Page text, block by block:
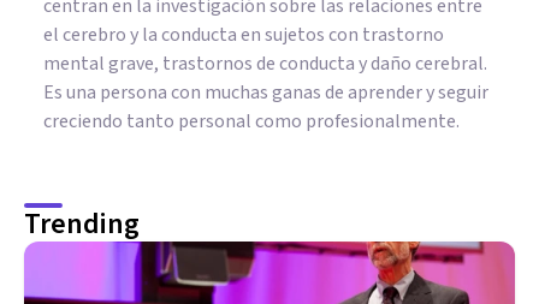
centran en la investigación sobre las relaciones entre
el cerebro y la conducta en sujetos con trastorno
mental grave, trastornos de conducta y daño cerebral.
Es una persona con muchas ganas de aprender y seguir
creciendo tanto personal como profesionalmente.
Trending